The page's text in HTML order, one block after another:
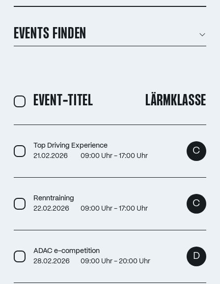
EVENTS FINDEN
EVENT-TITEL LÄRMKLASSE
Top Driving Experience
21.02.2026
09:00 Uhr - 17:00 Uhr
C
Renntraining
22.02.2026
09:00 Uhr - 17:00 Uhr
C
ADAC e-competition
28.02.2026
09:00 Uhr - 20:00 Uhr
D